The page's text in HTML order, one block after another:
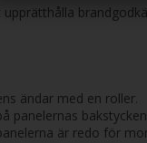
ändar med en roller.
panelernas
är redo för